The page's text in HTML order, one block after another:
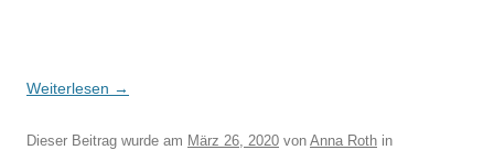
Weiterlesen →
Dieser Beitrag wurde am März 26, 2020 von Anna Roth in